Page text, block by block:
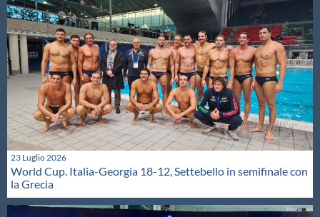
23 Luglio 2026
World Cup. Italia-Georgia 18-12, Settebello in semifinale con
la Grecia